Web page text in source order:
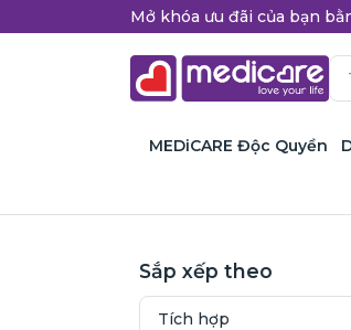
Mở khóa ưu đãi của bạn
MEDiCARE Độc Quyền
Sắp xếp theo